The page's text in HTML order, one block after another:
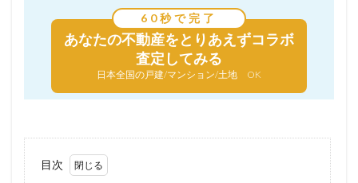
60秒で完了
あなたの不動産をとりあえずコラボ
査定してみる
日本全国の戸建/マンション/土地 OK
目次